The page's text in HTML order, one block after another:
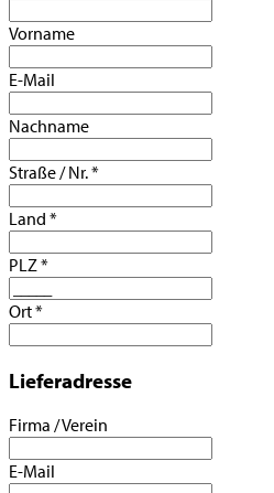
Vorname
E-Mail
Nachname
Straße / Nr.*
Land *
PLZ*
Ort*
Lieferadresse
Firma / Verein
E-Mail